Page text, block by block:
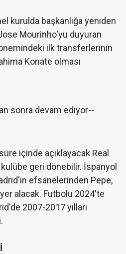
kurulda başkanlığa yeniden
Mourinho'yu duyuran
ilk transferlerinin
Konate olması
sonra devam ediyor--
içinde açıklayacak Real
geri dönebilir. İspanyol
efsanelerinden Pepe,
alacak. Futbolu 2024'te
2007-2017 yılları